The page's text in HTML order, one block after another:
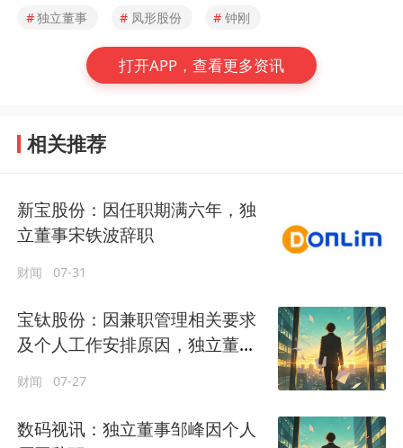
#独立董事 # 凤形股份 # 钟刚
打开APP，查看更多资讯
相关推荐
新宝股份：因任职期满六年，独
立董事宋铁波辞职
财闻 07-31
宝钛股份：因兼职管理相关要求
及个人工作安排原因，独立董事
财闻 07-27
数码视讯：独立董事邹峰因个人